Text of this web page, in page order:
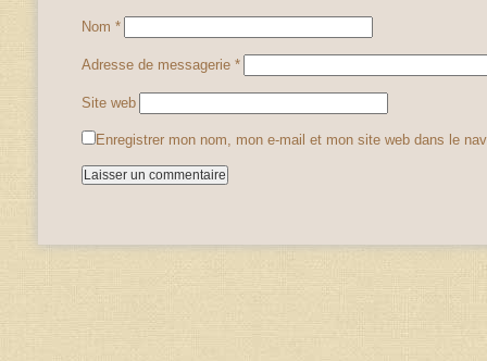
Nom *
Adresse de messagerie *
Site web
Enregistrer mon nom, mon e-mail et mon site web dans le